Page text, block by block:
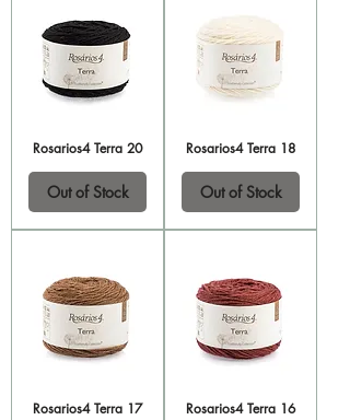
Rosarios4 Terra 20
Out of Stock
Rosarios4 Terra 18
Out of Stock
Rosarios4 Terra 17 Rosarios4 Terra 16